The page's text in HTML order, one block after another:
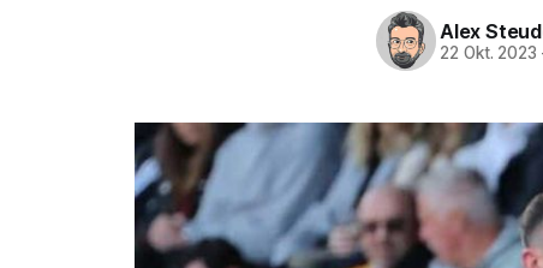
Alex
22 Okt. 2023